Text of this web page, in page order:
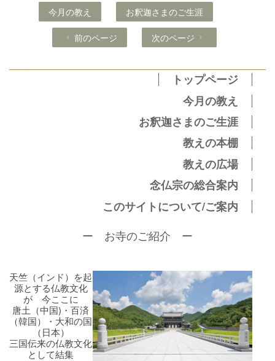
今月の教え お釈迦さまのご生涯
前のページ 次のページ
トップページ
今月の教え
お釈迦さまのご生涯
教えの本棚
教えの広場
念仏宗の総合案内
このサイトについて/ご案内
ー お寺のご紹介 ー
天竺（インド）を起
源とする仏教文化
が 今ここに
唐土（中国)・百済
（韓国）・大和の国
（日本）
三国伝来の仏教文化
として結集